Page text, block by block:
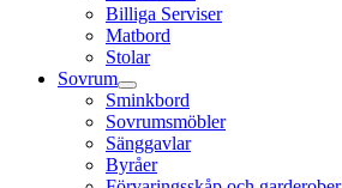
Billiga Serviser
Matbord
Stolar
Sovrum
Sminkbord
Sovrumsmöbler
Sänggavlar
Byråer